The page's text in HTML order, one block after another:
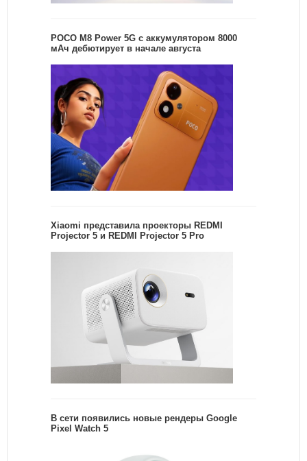
POCO M8 Power 5G с аккумулятором 8000
мАч дебютирует в начале августа
Xiaomi представила проекторы REDMI
Projector 5 и REDMI Projector 5 Pro
В сети появились новые рендеры Google
Pixel Watch 5